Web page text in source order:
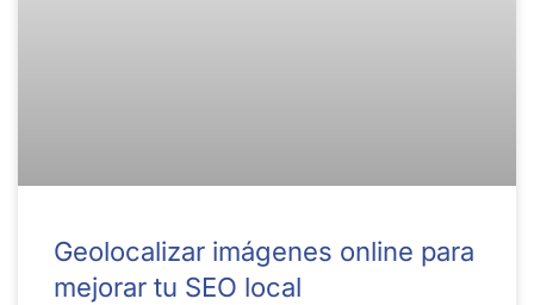
Geolocalizar imágenes online para
mejorar tu SEO local